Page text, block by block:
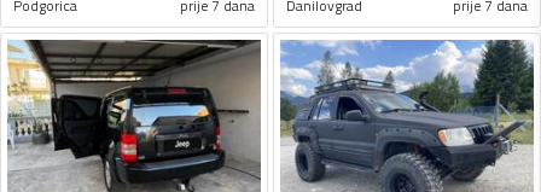
Podgorica prije 7 dana Danilovgrad prije 7 dana